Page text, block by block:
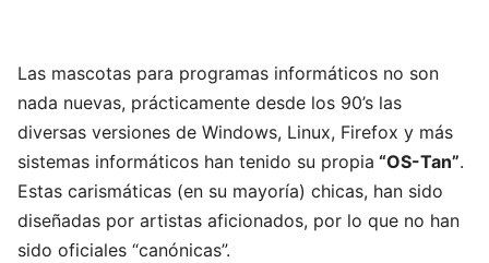
Las mascotas para programas informáticos no son
nada nuevas, prácticamente desde los 90’s las
diversas versiones de Windows, Linux, Firefox y más
sistemas informáticos han tenido su propia “OS-Tan”.
Estas carismáticas (en su mayoría) chicas, han sido
diseñadas por artistas aficionados, por lo que no han
sido oficiales “canónicas”.